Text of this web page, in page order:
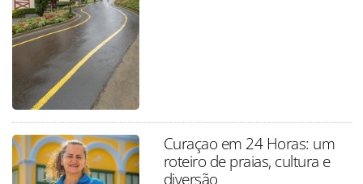
Curaçao em 24 Horas: um
roteiro de praias, cultura e
diversão